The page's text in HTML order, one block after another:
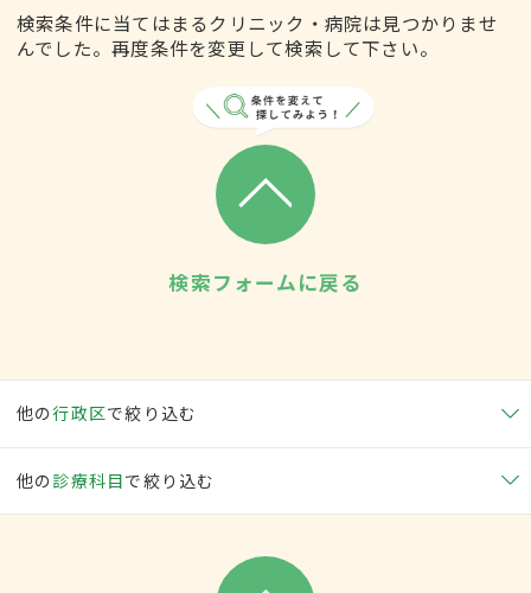
検索条件に当てはまるクリニック・病院は見つかりませ
んでした。再度条件を変更して検索して下さい。
検索フォームに戻る
他の行政区で絞り込む
他の 診療科目で絞り込む